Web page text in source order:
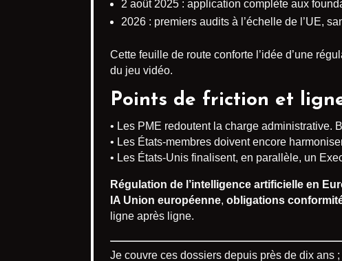
2 août 2025 : application complète aux
2026 : premiers audits à l’échelle de l’UE,
Cette feuille de route conforte l’idée d’une
du jeu vidéo.
Points de friction et
• Les PME redoutent la charge administrative.
• Les États-membres doivent encore
• Les États-Unis finalisent, en parallèle, un
Régulation de l’intelligence artificielle en
IA Union européenne, obligations
ligne après ligne.
Je couvre ces dossiers depuis près de dix ans